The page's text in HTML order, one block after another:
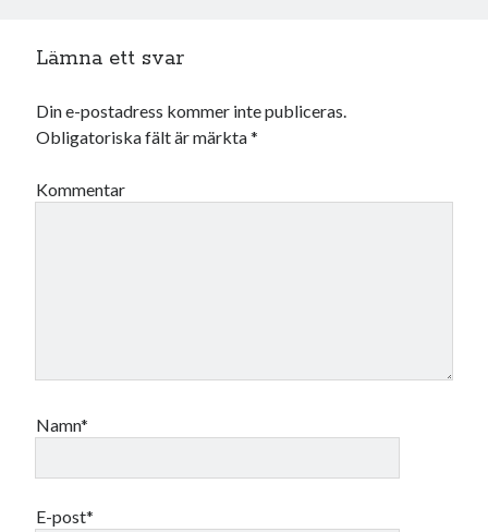
juli 2024
maj 2024
april 2024
februari 2024
juli 2023
maj 2023
februari 2023
Lämna ett svar
Din e-postadress kommer inte publiceras.
Obligatoriska fält är märkta*
Kommentar
Namn*
E-post*